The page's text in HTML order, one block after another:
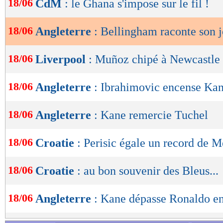
de
OK
18/06 CdM : le Ghana s'impose sur le fil !
18/06 Angleterre : Bellingham raconte son
18/06 Liverpool : Muñoz chipé à
18/06 Angleterre : Ibrahimovic encense
18/06 Angleterre : Kane remercie Tuchel
18/06 Croatie : Perisic égale un record de
18/06 Croatie : au bon souvenir des Bleus...
18/06 Angleterre : Kane dépasse Ronaldo